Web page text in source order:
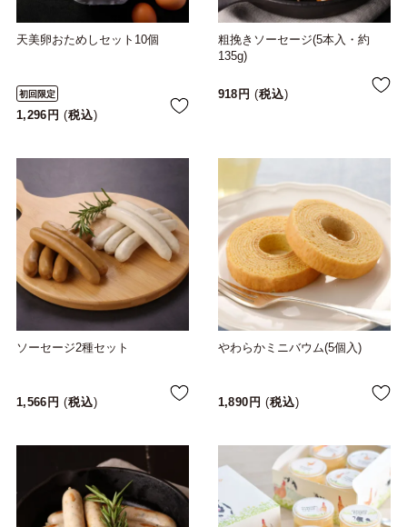
天美卵おためしセット10個
初回限定
1,296 税込
粗挽きソーセージ(5本入・約
135g)
918 税込
ソーセージ2種セット
1,566 税込
やわらかミニバウム(5個入)
1,890 税込